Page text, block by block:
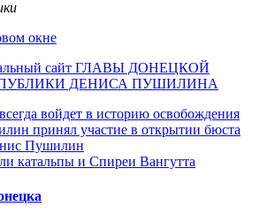
окне
сайт ГЛАВЫ ДОНЕЦКОЙ
ДЕНИСА ПУШИЛИНА
войдет в историю освобождения
принял участие в открытии бюста
Пушилин
катальпы и Спиреи Вангутта